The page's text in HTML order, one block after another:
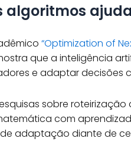
algoritmos
“Optimization of
que a inteligência
e adaptar decisões
sobre
com
adaptação diante de